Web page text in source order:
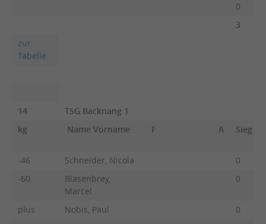
0
3
zur
Tabelle
14
TSG Backnang 1
kg
Name Vorname F A Sieg
-46 Schneider, Nicola
0
-60
Blasenbrey,
Marcel
0
plus Nobis, Paul
0